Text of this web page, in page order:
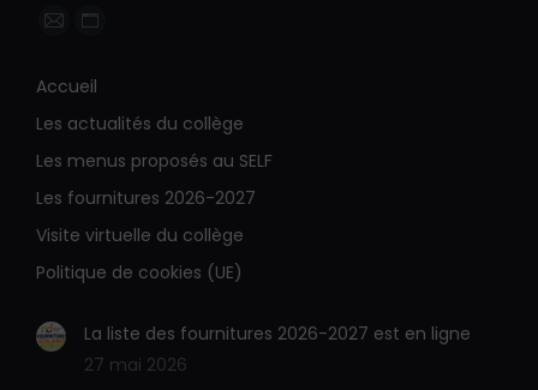
Trouvez nous sur :
La
E-
mail
s'ouvre
dans
une
fenêtre
La
Site
Web
s'ouvre
dans
une
fenêtre
Accueil
Les actualités du collège
Les menus proposés au SELF
Les fournitures 2026-2027
Visite virtuelle du collège
Politique de cookies (UE)
La liste des fournitures 2026-2027 est en ligne
27 mai 2026